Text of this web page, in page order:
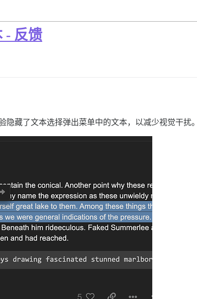
- 反馈
隐藏了文本选择弹出菜单中的文本，以减少视觉干扰